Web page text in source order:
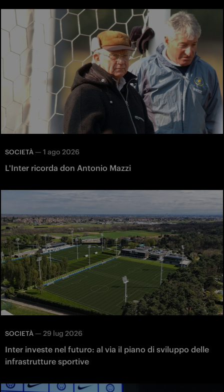
SOCIETÀ — 1 ago 2026
L'Inter ricorda don Antonio Mazzi
SOCIETÀ — 29 lug 2026
Inter investe nel futuro: al via il piano di sviluppo delle
infrastrutture sportive